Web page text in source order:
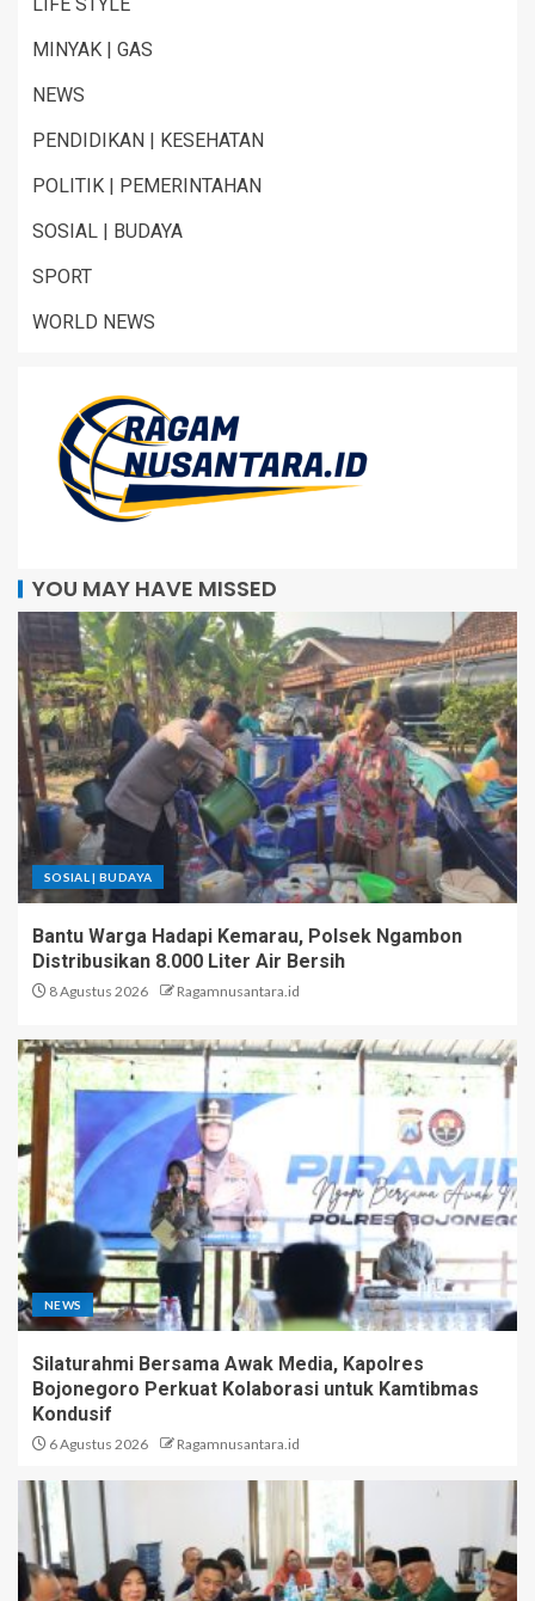
MINYAK | GAS
NEWS
PENDIDIKAN | KESEHATAN
POLITIK | PEMERINTAHAN
SOSIAL | BUDAYA
SPORT
WORLD NEWS
YOU MAY HAVE MISSED
SOSIAL | BUDAYA
Bantu Warga Hadapi Kemarau, Polsek Ngambon
Distribusikan 8.000 Liter Air Bersih
8 Agustus 2026 Ragamnusantara.id
NEWS
Silaturahmi Bersama Awak Media, Kapolres
Bojonegoro Perkuat Kolaborasi untuk Kamtibmas
Kondusif
6 Agustus 2026 Ragamnusantara.id